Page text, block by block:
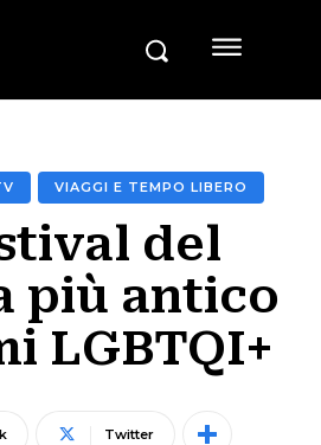
VIAGGI E TEMPO LIBERO
del
più antico
LGBTQI+
Twitter